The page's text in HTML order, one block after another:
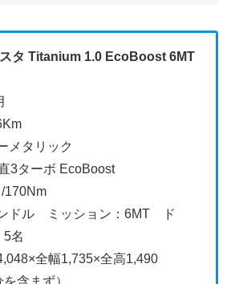
タ Titanium 1.0 EcoBoost 6MT
メタリック
3ターボ EcoBoost
170Nm
ドル ミッション：6MT ド
名
全幅1,735×全高1,490
含まず）